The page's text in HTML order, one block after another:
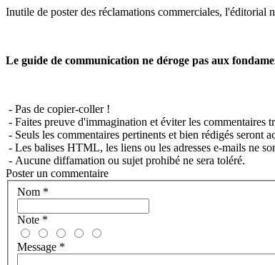
Inutile de poster des réclamations commerciales, l'éditorial
Le guide de communication ne déroge pas aux
- Pas de copier-coller !
- Faites preuve d'immagination et éviter les commentaires
- Seuls les commentaires pertinents et bien rédigés seront
- Les balises HTML, les liens ou les adresses e-mails ne
- Aucune diffamation ou sujet prohibé ne sera toléré.
Poster un commentaire
Nom *
Note *
Message *